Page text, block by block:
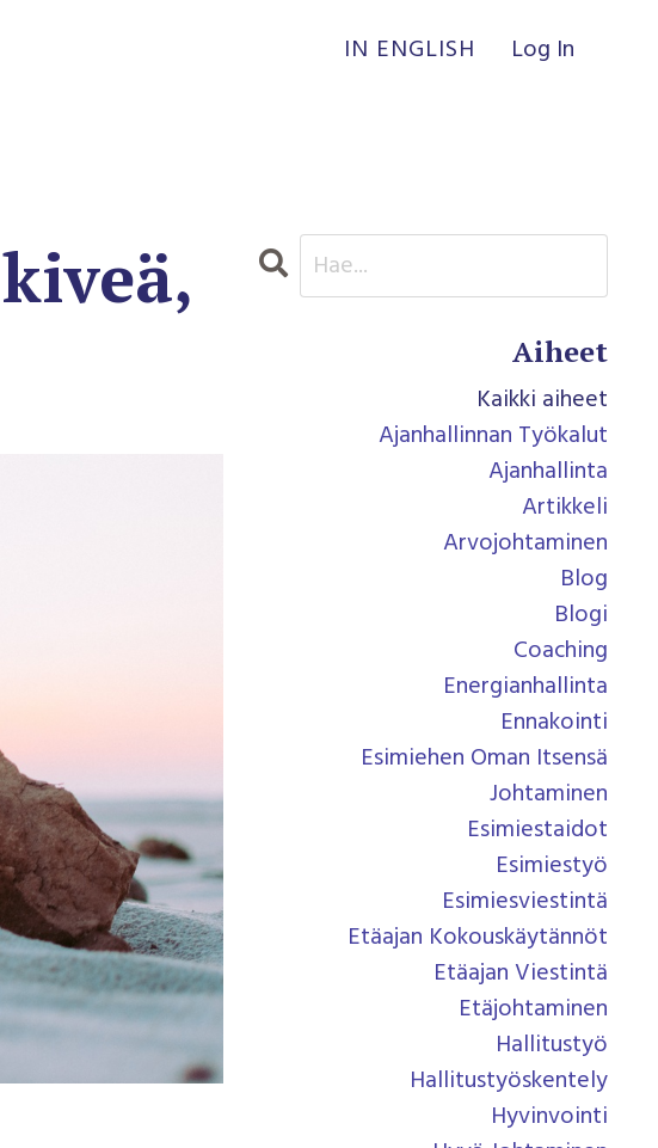
IN ENGLISH Log In
Aiheet
Kaikki aiheet
Ajanhallinnan Työkalut
Ajanhallinta
Artikkeli
Arvojohtaminen
Blog
Blogi
Coaching
Energianhallinta
Ennakointi
Esimiehen Oman Itsensä
Johtaminen
Esimiestaidot
Esimiestyö
Esimiesviestintä
Etäajan Kokouskäytännöt
Etäajan Viestintä
Etäjohtaminen
Hallitustyö
Hallitustyöskentely
Hyvinvointi